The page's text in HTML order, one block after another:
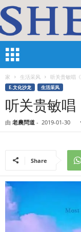
家 生活采风 听关贵敏唱《
E.文化沙龙 生活采风
听关贵敏唱
由 老農問道 - 2019-01-30
Share